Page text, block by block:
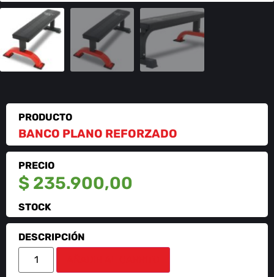
PRODUCTO
BANCO PLANO REFORZADO
PRECIO
$ 235.900,00
STOCK
DESCRIPCIÓN